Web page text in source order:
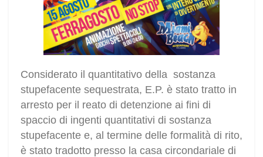
Considerato il quantitativo della sostanza
stupefacente sequestrata, E.P. è stato tratto in
arresto per il reato di detenzione ai fini di
spaccio di ingenti quantitativi di sostanza
stupefacente e, al termine delle formalità di rito,
è stato tradotto presso la casa circondariale di